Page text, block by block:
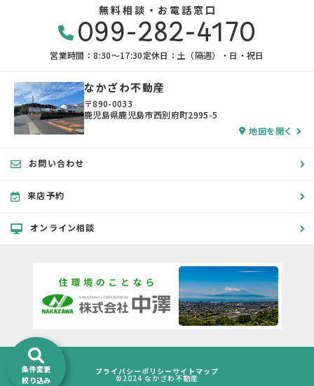
条件変更
絞り込み
無料相談・お電話窓口
099-282-4170
営業時間：8:30〜17:30定休日：土（隔週）・日・祝日
なかざわ不動産
〒890-0033
鹿児島県鹿児島市西別府町2995-5
地図を開く
お問い合わせ
来店予約
オンライン相談
プライバシーポリシー サイトマップ
©2024 なかざわ不動産